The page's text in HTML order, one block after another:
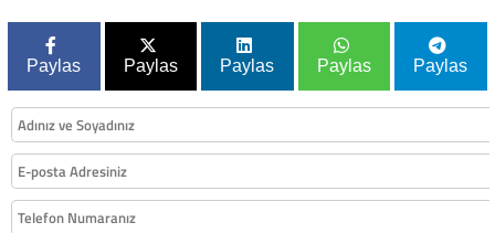
Paylas Paylas Paylas Paylas Paylas